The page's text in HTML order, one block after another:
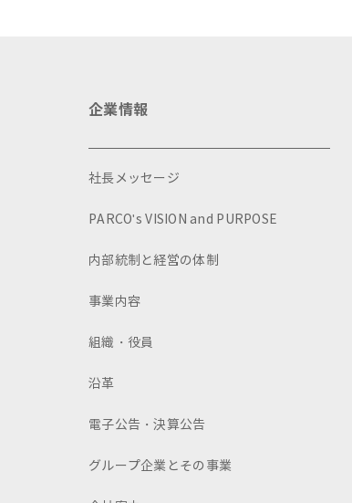
企業情報
社長メッセージ
PARCO's VISION and PURPOSE
内部統制と経営の体制
事業内容
組織・役員
沿革
電子公告・決算公告
グループ企業とその事業